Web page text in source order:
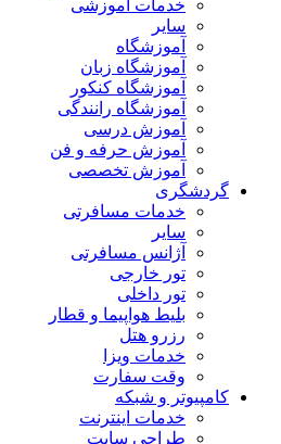
خدمات آموزشی
سایر
آموزشگاه
آموزشگاه زبان
آموزشگاه کنکور
آموزشگاه رانندگی
آموزش درسی
آموزش حرفه و فن
آموزش تخصصی
گردشگری
خدمات مسافرتی
سایر
آژانس مسافرتی
تور خارجی
تور داخلی
بلیط هواپیما و قطار
رزرو هتل
خدمات ویزا
وقت سفارت
کامپیوتر و شبکه
خدمات اینترنت
طراحی سایت